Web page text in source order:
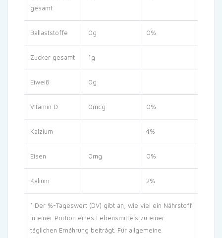
gesamt
Ballaststoffe 0g 0%
Zucker gesamt 1g
Eiweiß 0g
Vitamin D 0mcg 0%
Kalzium 4%
Eisen 0mg 0%
Kalium 2%
* Der %-Tageswert (DV) gibt an, wie viel ein Nährstoff
in einer Portion eines Lebensmittels zu einer
täglichen Ernährung beiträgt. Für allgemeine